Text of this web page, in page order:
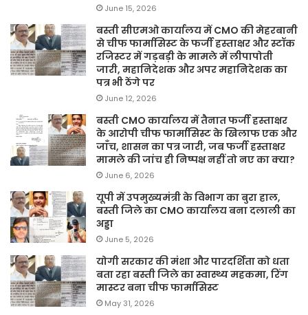
June 15, 2026
बस्ती सीएमओ कार्यालय में CMO की मेहरबानी
से चीफ फार्मासिस्ट के फर्जी हस्ताक्षर और स्टॉक
रजिस्टर में गड़बड़ी के मामले में लीपापोती
जारी, महानिदेशक और अपर महानिदेशक का
पत्र भी ठेंगे पर
June 12, 2026
बस्ती CMO कार्यालय में तैनात फर्जी हस्ताक्षर
के आरोपी चीफ फार्मासिस्ट के खिलाफ एक और
जाँच, शासन का पत्र जारी, जब फर्जी हस्ताक्षर
मामले की जांच ही निष्पक्ष नहीं तो नए का क्या?
June 6, 2026
यूपी में उपमुख्यमंत्री के विभाग का बुरा हाल,
बस्ती जिले का CMO कार्यालय बना दलाली का
अड्डा
June 5, 2026
योगी सरकार की मंशा और पारदर्शिता को धता
बता रहा बस्ती जिले का स्वास्थ्य महकमा, रिंग
मास्टर बना चीफ फार्मासिस्ट
May 31, 2026